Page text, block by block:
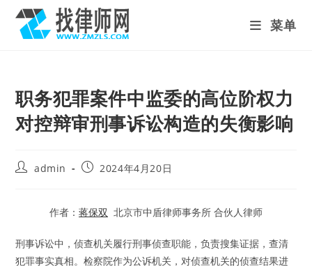
content
菜单
职务犯罪案件中监委的高位阶权力
对控辩审刑事诉讼构造的失衡影响
Postadmin
Post2024年4月20日
作者： 蒋保双 北京市中盾律师事务所 合伙人律师
刑事诉讼中，侦查机关履行刑事侦查职能，负责搜集证据，查清
犯罪事实真相。检察院作为公诉机关，对侦查机关的侦查结果进